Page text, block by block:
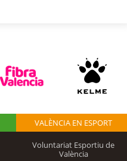
VALÈNCIA EN ESPORT
Voluntariat Esportiu de
València